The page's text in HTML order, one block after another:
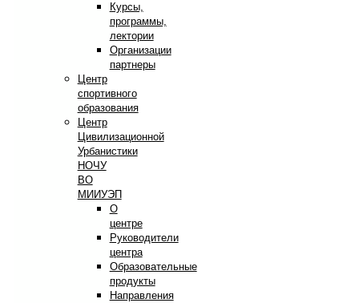
Курсы,
программы,
лектории
Организации
партнеры
Центр
спортивного
образования
Центр
Цивилизационной
Урбанистики
НОЧУ
ВО
МИИУЭП
О
центре
Руководители
центра
Образовательные
продукты
Направления